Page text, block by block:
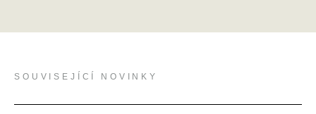
SOUVISEJÍCÍ NOVINKY